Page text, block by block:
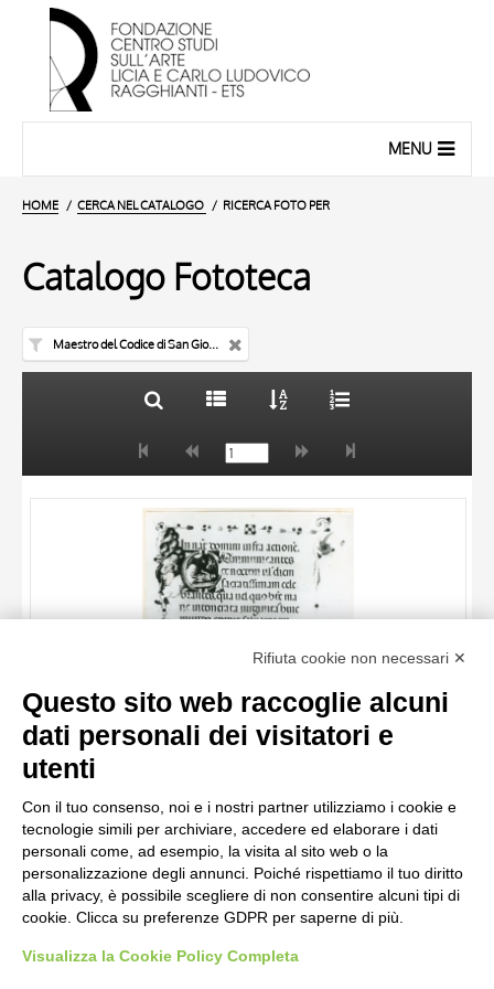
MENU
HOME CERCA NEL CATALOGO RICERCA FOTO PER
Catalogo Fototeca
Maestro del Codice di San Giorgio
AUTORE
ARTISTA
MATERIA E TECNICA
20 RISULTATI
Anonimo , Le Maître du Codex de Saint-Georges/ La Nativité et
l'Annonce aux bergers./ (Pierpont-Morgan Library, New-York)
ARTISTA
MATERIA E TECNICA
Rifiuta cookie non necessari ✕
Questo sito web raccoglie alcuni
dati personali dei visitatori e
utenti
Con il tuo consenso, noi e i nostri partner utilizziamo i cookie e
tecnologie simili per archiviare, accedere ed elaborare i dati
personali come, ad esempio, la visita al sito web o la
personalizzazione degli annunci. Poiché rispettiamo il tuo diritto
alla privacy, è possibile scegliere di non consentire alcuni tipi di
cookie. Clicca su preferenze GDPR per saperne di più.
Visualizza la Cookie Policy Completa